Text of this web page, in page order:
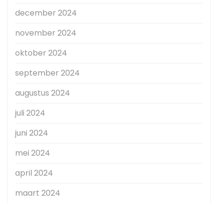
december 2024
november 2024
oktober 2024
september 2024
augustus 2024
juli 2024
juni 2024
mei 2024
april 2024
maart 2024